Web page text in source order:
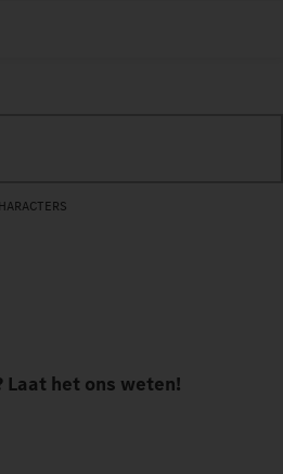
het ons weten!